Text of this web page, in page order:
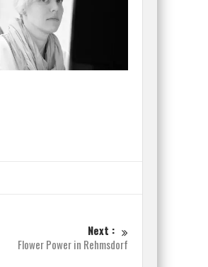
Next :
Flower Power in Rehmsdorf